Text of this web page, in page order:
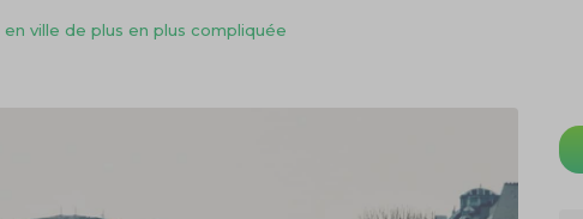
ville de plus en plus compliquée